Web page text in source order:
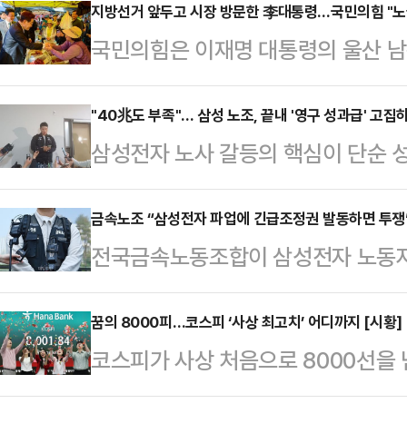
사와 주주, 국가 발전을 함께 고려
날 열리는 현대차그룹 양재사옥 로
홀'에 앞서 현대차그룹 양재사옥에
갈등과 관련한 대응 방향을 묻는 질
회사가 발전할 수 있고 주주들도 중
러 가지를 고려해서 판…
지방선거 앞두고 시장 방문한 李대통령…국민의힘 "
국민의힘은 이재명 대통령의 울산
을 두고 "노골적인 선거운동"이라
선거대책위원장은 15일 페이스북
K-조선 간담회를 마치고 울산 남목
새마을운동중앙회 간담회를 마치
난주 금요일(8일)에는 어버이날 기
이제 매일 같이 노골적인 전국 시장
판했다.송 공동선대위원장은…
"40兆도 부족"… 삼성 노조, 끝내 '영구 성과급' 고집
삼성전자 노사 갈등의 핵심이 단순
조'로 옮겨가고 있다. 중앙노동위
실상 40조원에 달하는 특별보상 가
노조는 "제도화 없이는 의미 없다"
따르면 삼성전자 사측은 이날 노조
회사 측은 "중노위 사후조정 과정
대화를 요청했다. 앞서 중노위도
를 공식 요…
금속노조 “삼성전자 파업에 긴급조정권 발동하면 투
전국금속노동조합이 삼성전자 노
발동할 경우 투쟁에 나서겠다고 경
부가 직권으로 파업중지권인 긴급
것”이라며 “노동3권을 난도질하는
조는 삼성전자 노조의 파업 가능성
꿈의 8000피…코스피 ‘사상 최고치’ 어디까지 [시황]
코스피가 사상 처음으로 8000선을
스피지수는 오전 9시 41분 현재